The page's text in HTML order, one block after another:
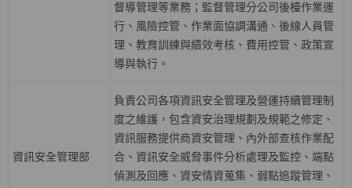
督導管理等業務；監督管理分公司後檯作業運
行、風險控管、作業面協調溝通、後線人員管
理、教育訓練與績效考核、費用控管、政策宣
導與執行。
資訊安全管理部
負責公司各項資訊安全管理及營運持續管理制
度之維護，包含資安治理規劃及規範之修定、
資訊服務提供商資安管理、內外部查核作業配
合、資訊安全威脅事件分析處理及監控、端點
偵測及回應、資安情資蒐集、弱點追蹤管理、